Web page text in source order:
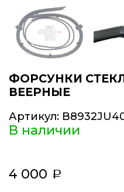
ФОРСУНКИ
ВЕЕРНЫЕ
Артикул:
В наличии
4 000